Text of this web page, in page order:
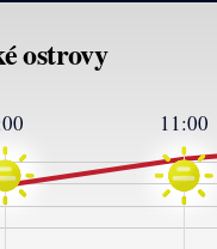
ostrovy
11:00